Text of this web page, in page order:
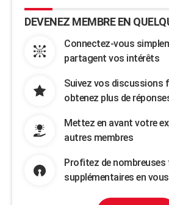
DEVENEZ MEMBRE EN
Connectez-vous
partagent vos intérêts
Suivez vos discussions
obtenez plus de
Mettez en avant votre
autres membres
Profitez de
supplémentaires en